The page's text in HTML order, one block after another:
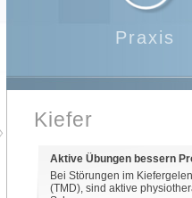
Praxis
Kiefer
Aktive Übungen bessern
Bei Störungen im
(TMD), sind aktive